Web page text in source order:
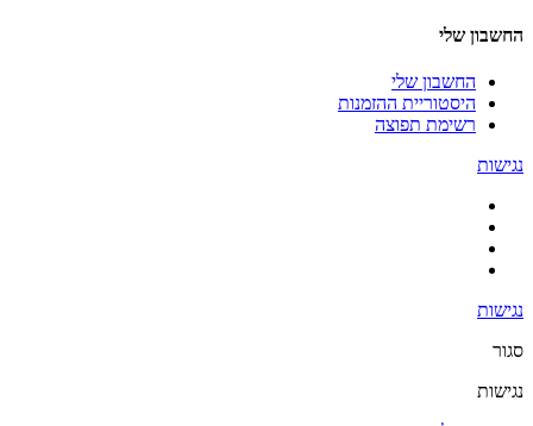
החשבון שלי
החשבון שלי
היסטוריית ההזמנות
רשימת תפוצה
נגישות
נגישות
סגור
נגישות